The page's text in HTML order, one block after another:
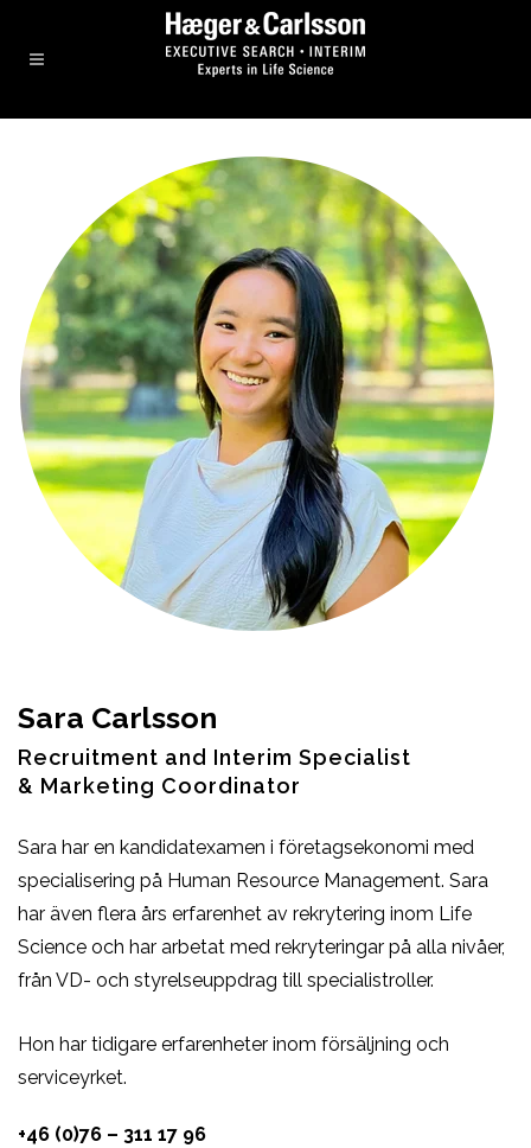
Sara Carlsson
Recruitment and Interim Specialist
& Marketing Coordinator
Sara har en kandidatexamen i företagsekonomi med
specialisering på Human Resource Management. Sara
har även flera års erfarenhet av rekrytering inom Life
Science och har arbetat med rekryteringar på alla nivåer,
från VD- och styrelseuppdrag till specialistroller.
Hon har tidigare erfarenheter inom försäljning och
serviceyrket.
+46 (0)76 – 311 17 96